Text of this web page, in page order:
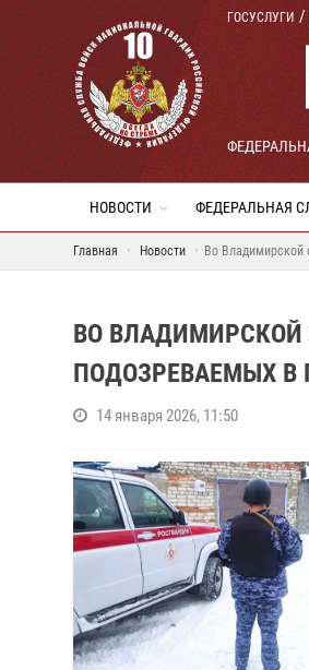
ГОСУСЛУГИ
НОВОСТИ ФЕДЕРАЛЬНАЯ
Главная Новости Во Владимирской
ВО ВЛАДИМИРСКОЙ
ПОДОЗРЕВАЕМЫХ
14 января 2026, 11:50